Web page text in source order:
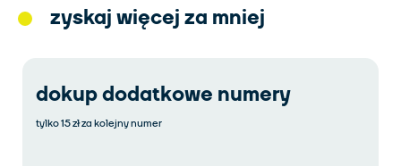
zyskaj więcej za mniej
dokup dodatkowe numery
tylko 15 zł za kolejny numer